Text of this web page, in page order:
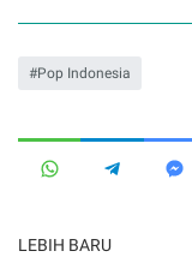
Pop Indonesia
LEBIH BARU